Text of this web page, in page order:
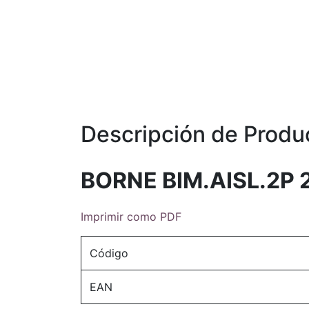
Descripción de
BORNE BIM.AISL.2P
Imprimir como PDF
Código
EAN